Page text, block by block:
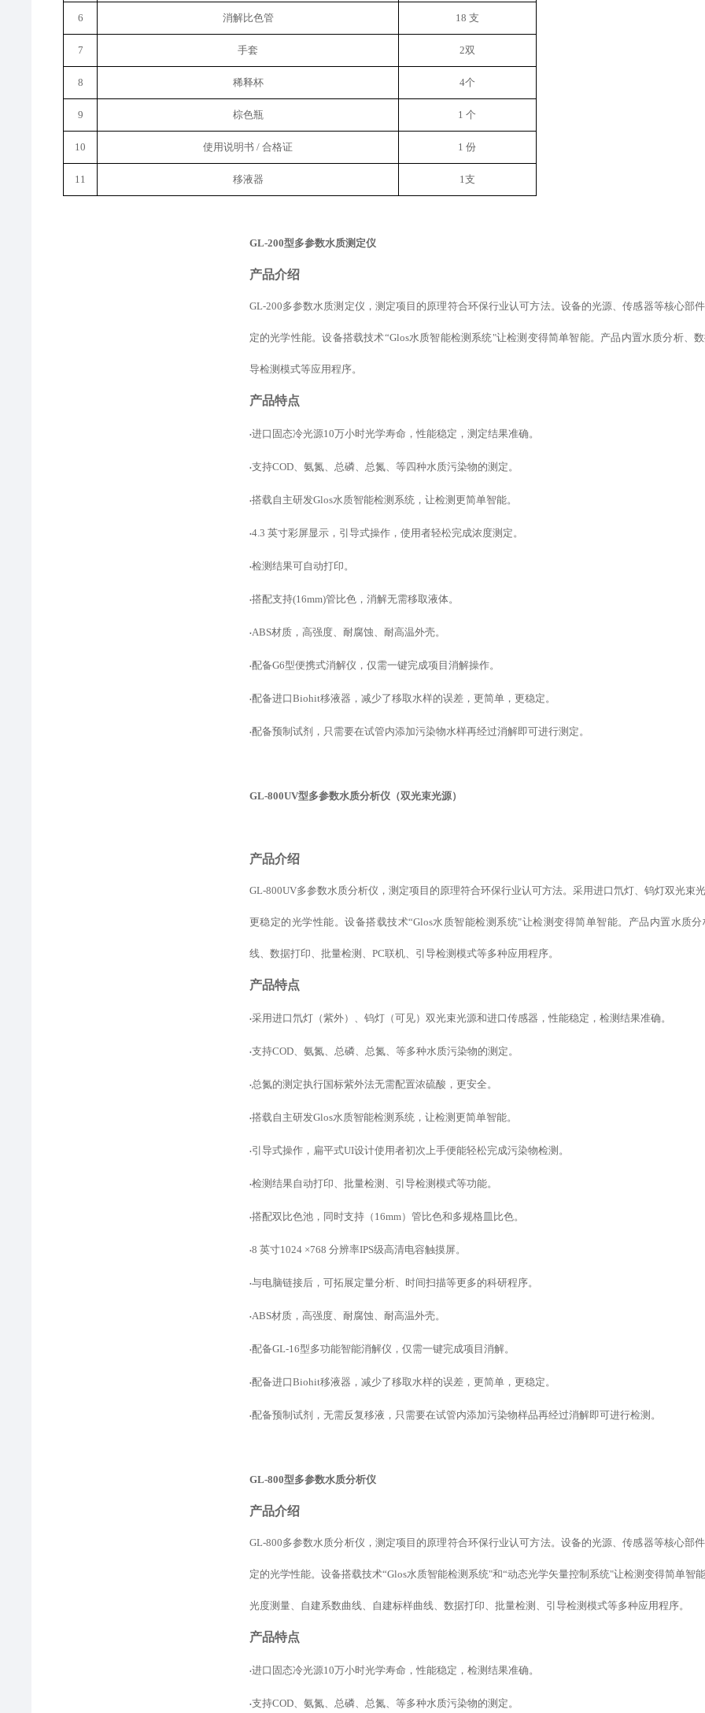
6 消解比色管 18 支
7 手套 2双
8 稀释杯 4个
9 棕色瓶 1 个
10 使用说明书 / 合格证 1 份
11 移液器 1支
GL-200型多参数水质测定仪
产品介绍
GL-200多参数水质测定仪，测定项目的原理符合环保行业认可方法。设备的光源、传感器等核心部
定的光学性能。设备搭载技术“Glos水质智能检测系统"让检测变得简单智能。产品内置水质分析、
导检测模式等应用程序。
产品特点
•进口固态冷光源10万小时光学寿命，性能稳定，测定结果准确。
•支持COD、氨氮、总磷、总氮、等四种水质污染物的测定。
•搭载自主研发Glos水质智能检测系统，让检测更简单智能。
•4.3 英寸彩屏显示，引导式操作，使用者轻松完成浓度测定。
•检测结果可自动打印。
•搭配支持(16mm)管比色，消解无需移取液体。
•ABS材质，高强度、耐腐蚀、耐高温外壳。
•配备G6型便携式消解仪，仅需一键完成项目消解操作。
•配备进口 Biohit移液器，减少了移取水样的误差，更简单，更稳定。
•配备预制试剂，只需要在试管内添加污染物水样再经过消解即可进行测定。
GL-800UV型多参数水质分析仪（双光束光源）
产品介绍
GL-800UV多参数水质分析仪，测定项目的原理符合环保行业认可方法。采用进口氘灯、钨灯双光束
更稳定的光学性能。设备搭载技术“Glos水质智能检测系统"让检测变得简单智能。产品内置水质
线、数据打印、批量检测、 PC联机、 引导检测模式等多种应用程序。
产品特点
•采用进口氘灯（紫外）、钨灯（可见）双光束光源和进口传感器，性能稳定，检测结果准确。
•支持COD、氨氮、总磷、总氮、等多种水质污染物的测定。
•总氮的测定执行国标紫外法无需配置浓硫酸，更安全。
•搭载自主研发Glos水质智能检测系统，让检测更简单智能。
•引导式操作，扁平式UI设计使用者初次上手便能轻松完成污染物检测。
•检测结果自动打印、批量检测、引导检测模式等功能。
•搭配双比色池，同时支持（ 16mm）管比色和多规格皿比色。
•8 英寸1024 ×768 分辨率IPS级高清电容触摸屏。
•与电脑链接后，可拓展定量分析、时间扫描等更多的科研程序。
•ABS材质，高强度、耐腐蚀、耐高温外壳。
•配备GL-16型多功能智能消解仪，仅需一键完成项目消解。
•配备进口 Biohit移液器，减少了移取水样的误差，更简单，更稳定。
•配备预制试剂，无需反复移液，只需要在试管内添加污染物样品再经过消解即可进行检测。
GL-800型多参数水质分析仪
产品介绍
GL-800多参数水质分析仪，测定项目的原理符合环保行业认可方法。设备的光源、传感器等核心部
定的光学性能。设备搭载技术“Glos水质智能检测系统"和“动态光学矢量控制系统"让检测变得简单智
光度测量、自建系数曲线、 自建标样曲线、数据打印、批量检测、引导检测模式等多种应用程序。
产品特点
•进口固态冷光源10万小时光学寿命，性能稳定，检测结果准确。
•支持COD、氨氮、总磷、总氮、等多种水质污染物的测定。